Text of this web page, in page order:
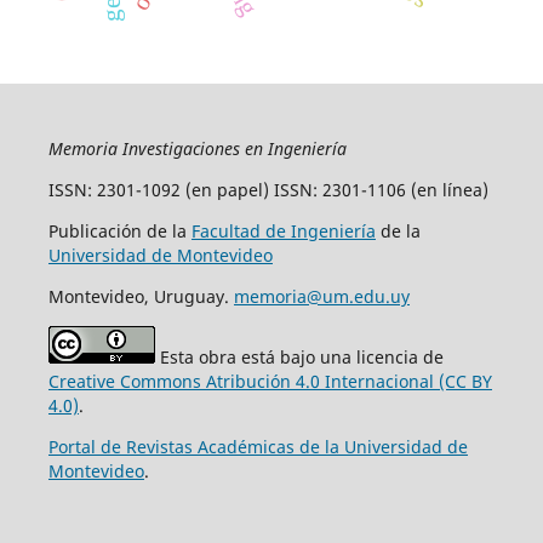
Memoria Investigaciones en Ingeniería
ISSN: 2301-1092 (en papel) ISSN: 2301-1106 (en línea)
Publicación de la Facultad de Ingeniería de la
Universidad de Montevideo
Montevideo, Uruguay. memoria@um.edu.uy
Esta obra está bajo una licencia de
Creative Commons Atribución 4.0 Internacional (CC BY
4.0).
Portal de Revistas Académicas de la Universidad de
Montevideo.